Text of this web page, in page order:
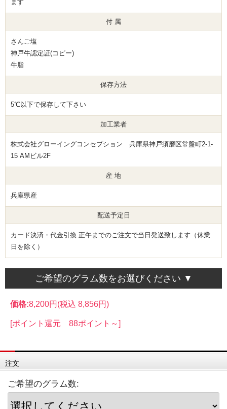
ます
付 属
さんご塩
神戸牛認定証(コピー)
牛脂
保存方法
5℃以下で保存して下さい
加工業者
株式会社グローイングコンセプション 兵庫県神戸須磨区常盤町2-1-
15 AMビル2F
産 地
兵庫県産
配送予定日
カード決済・代金引換 正午までのご注文で当日発送致します（休業
日を除く）
ご希望のグラム数をお選びください ▼
価格:8,200円 (税込 8,856円)
[ポイント還元 88ポイント～]
注文
ご希望のグラム数: